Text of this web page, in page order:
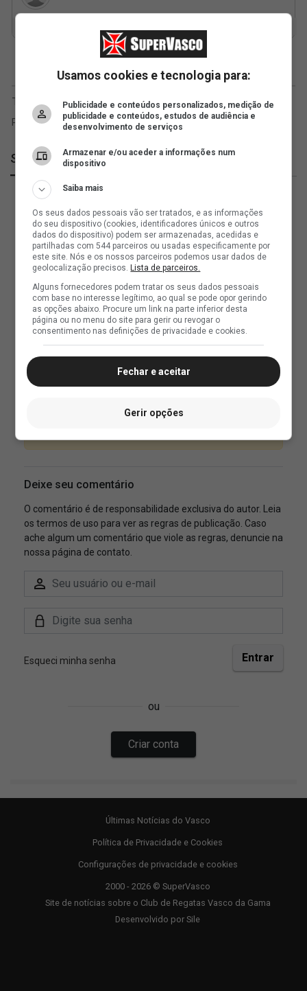
SuperVasco
Últimas Notícias do Vasco
Política de Privacidade e Cookies
Configurações de privacidade e cookies
2000 - 2026 © SuperVasco
Site de notícias sobre o Club de Regatas Vasco da Gama
Desenvolvido por Sile
Usamos cookies e tecnologia para:
Publicidade e conteúdos personalizados, medição de
publicidade e conteúdos, estudos de audiência e
desenvolvimento de serviços
Armazenar e/ou aceder a informações num
dispositivo
Saiba mais
Os seus dados pessoais vão ser tratados, e as informações
do seu dispositivo (cookies, identificadores únicos e outros
dados do dispositivo) podem ser armazenadas, acedidas e
partilhadas com 544 parceiros ou usadas especificamente por
este site. Nós e os nossos parceiros podemos usar dados de
geolocalização precisos.Lista de parceiros.
Alguns fornecedores podem tratar os seus dados pessoais
com base no interesse legítimo, ao qual se pode opor gerindo
as opções abaixo. Procure um link na parte inferior desta
página ou no menu do site para gerir ou revogar o
consentimento nas definições de privacidade e cookies.
Fechar e aceitar
Gerir opções